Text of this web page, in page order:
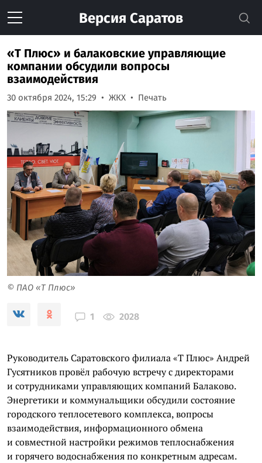
Версия Саратов
«Т Плюс» и балаковские управляющие
компании обсудили вопросы
взаимодействия
30 октября 2024, 15:29 ЖКХ Печать
© ПАО «Т Плюс»
1 2028
Руководитель Саратовского филиала «Т Плюс» Андрей
Гусятников провёл рабочую встречу с директорами
и сотрудниками управляющих компаний Балаково.
Энергетики и коммунальщики обсудили состояние
городского теплосетевого комплекса, вопросы
взаимодействия, информационного обмена
и совместной настройки режимов теплоснабжения
и горячего водоснабжения по конкретным адресам.